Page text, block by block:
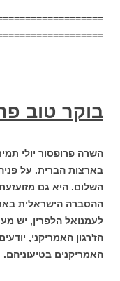
בוקר טוב
השרה פרופסור יולי
בארצות הברית. על
השלום. היא גם
ההסברה הישראלית
לעמנואל הלפרין, יש
הז'רגון האמריקני,
האמריקנים בטיעוניהם.